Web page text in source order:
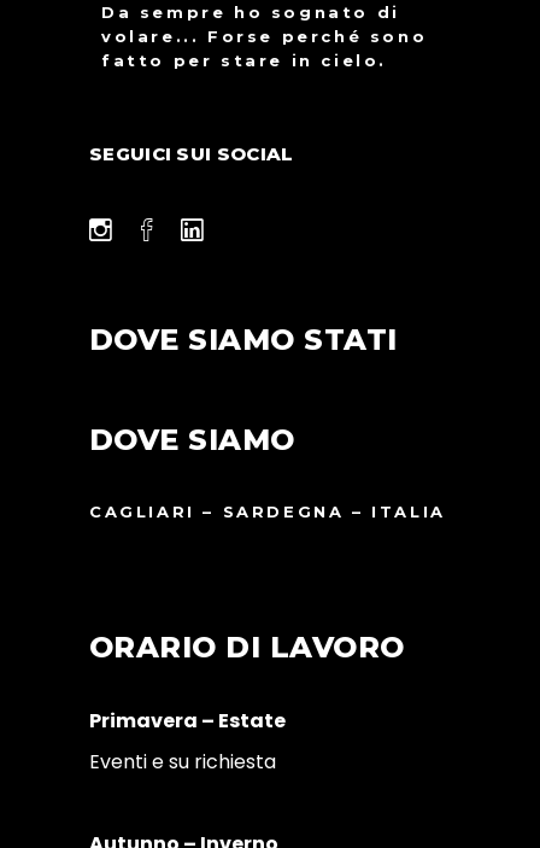
Da sempre ho sognato di
volare... Forse perché sono
fatto per stare in cielo.
SEGUICI SUI SOCIAL
DOVE SIAMO STATI
DOVE SIAMO
CAGLIARI – SARDEGNA – ITALIA
ORARIO DI LAVORO
Primavera – Estate
Eventi e su richiesta